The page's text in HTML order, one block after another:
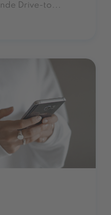
Drive-to...